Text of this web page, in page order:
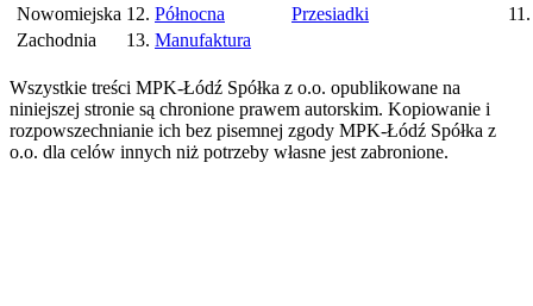
Nowomiejska 12. Północna
Przesiadki
Zachodnia
13. Manufaktura
11.
Wszystkie treści MPK-Łódź Spółka z o.o. opublikowane na
niniejszej stronie są chronione prawem autorskim. Kopiowanie i
rozpowszechnianie ich bez pisemnej zgody MPK-Łódź Spółka z
o.o. dla celów innych niż potrzeby własne jest zabronione.